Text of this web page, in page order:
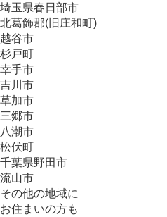
埼玉県春日部市
北葛飾郡(旧庄和町)
越谷市
杉戸町
幸手市
吉川市
草加市
三郷市
八潮市
松伏町
千葉県野田市
流山市
その他の地域に
お住まいの方も